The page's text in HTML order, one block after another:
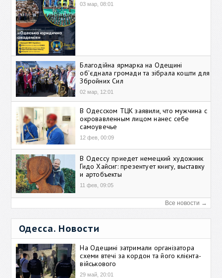
03 мар, 08:01
Благодійна ярмарка на Одещині
об’єднала громади та зібрала кошти для
Збройних Сил
02 мар, 12:01
В Одесском ТЦК заявили, что мужчина с
окровавленным лицом нанес себе
самоувечье
12 фев, 00:09
В Одессу приедет немецкий художник
Гидо Хайсиг: презентует книгу, выставку
и артобъекты
11 фев, 09:05
Все новости →
Одесса. Новости
На Одещині затримали організатора
схеми втечі за кордон та його клієнта-
військового
29 май, 20:01